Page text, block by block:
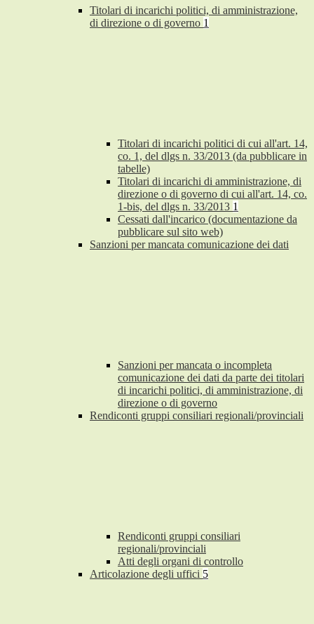
Titolari di incarichi politici, di amministrazione,
di direzione o di governo 1
Titolari di incarichi politici di cui all'art. 14,
co. 1, del dlgs n. 33/2013 (da pubblicare in
tabelle)
Titolari di incarichi di amministrazione, di
direzione o di governo di cui all'art. 14, co.
1-bis, del dlgs n. 33/2013 1
Cessati dall'incarico (documentazione da
pubblicare sul sito web)
Sanzioni per mancata comunicazione dei dati
Sanzioni per mancata o incompleta
comunicazione dei dati da parte dei titolari
di incarichi politici, di amministrazione, di
direzione o di governo
Rendiconti gruppi consiliari regionali/provinciali
Rendiconti gruppi consiliari
regionali/provinciali
Atti degli organi di controllo
Articolazione degli uffici 5